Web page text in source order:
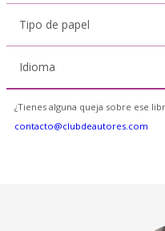
Tipo de papel
Idioma
¿Tienes alguna queja sobre ese
contacto@clubdeautores.com